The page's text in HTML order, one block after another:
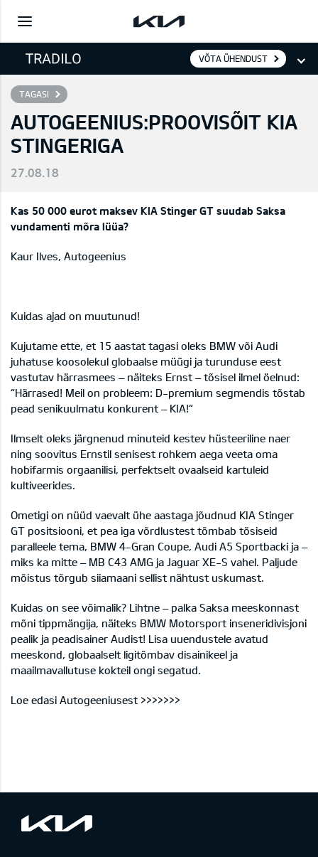
VÕTA ÜHENDUST
TAGASI
AUTOGEENIUS:PROOVISÕIT KIA
STINGERIGA
27.08.18
Kas 50 000 eurot maksev KIA Stinger GT suudab Saksa
vundamenti mõra lüüa?
Kaur Ilves, Autogeenius
Kuidas ajad on muutunud!
Kujutame ette, et 15 aastat tagasi oleks BMW või Audi
juhatuse koosolekul globaalse müügi ja turunduse eest
vastutav härrasmees – näiteks Ernst – tõsisel ilmel öelnud:
“Härrased! Meil on probleem: D-premium segmendis tõstab
pead senikuulmatu konkurent – KIA!“
Ilmselt oleks järgnenud minuteid kestev hüsteeriline naer
ning soovitus Ernstil senisest rohkem aega veeta oma
hobifarmis orgaanilisi, perfektselt ovaalseid kartuleid
kultiveerides.
Ometigi on nüüd vaevalt ühe aastaga jõudnud KIA Stinger
GT positsiooni, et pea iga võrdlustest tõmbab tõsiseid
paralleele tema, BMW 4-Gran Coupe, Audi A5 Sportbacki ja –
miks ka mitte – MB C43 AMG ja Jaguar XE-S vahel. Paljude
mõistus tõrgub siiamaani sellist nähtust uskumast.
Kuidas on see võimalik? Lihtne – palka Saksa meeskonnast
mõni tippmängija, näiteks BMW Motorsport inseneridivisjoni
pealik ja peadisainer Audist! Lisa uuendustele avatud
meeskond, globaalselt ligitõmbav disainikeel ja
maailmavallutuse kokteil ongi segatud.
Loe edasi Autogeeniusest >>>>>>>